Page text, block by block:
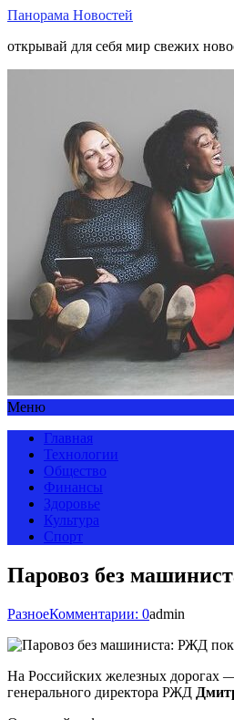
Панорама Новостей
открывай для себя мир свежих
Меню
Главная
Технологии
Общество
Финансы
Здоровье
Культура
Спорт
Паровоз без
РазноеКомментарии: 0admin
На Российских железных дорогах
генерального директора РЖД